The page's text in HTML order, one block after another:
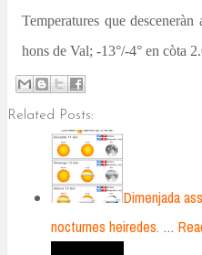
Temperatures que
hons de Val; -13°/-4° en còta
Related Posts:
Dimenjada
nocturnes heiredes. …